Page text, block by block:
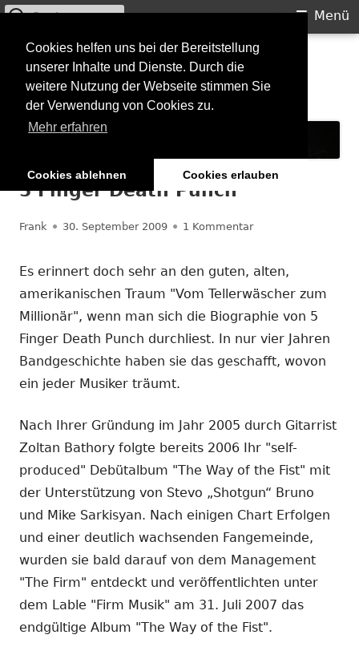
Cookies helfen uns bei der Bereitstellung
unserer Inhalte und Dienste. Durch die
weitere Nutzung der Webseite stimmen Sie
der Verwendung von Cookies zu.
Mehr erfahren
Cookies ablehnen Cookies erlauben
Springe
Inhalt
Starkilla
Konzertberichte und mehr
Primäres
Menü
Menü
Suchen
5 Finger Death Punch
Autor
Frank Veröffentlicht
30. September 2009 1 Kommentarzu 5 Finger Death
Es erinnert doch sehr an den guten, alten,
amerikanischen Traum "Vom Tellerwäscher zum
Millionär", wenn man sich die Biographie von 5
Finger Death Punch durchliest. In nur vier Jahren
Bandgeschichte haben sie das geschafft, wovon
ein jeder Musiker träumt.
Nach Ihrer Gründung im Jahr 2005 durch Gitarrist
Zoltan Bathory folgte bereits 2006 Ihr "self-
produced" Debütalbum "The Way of the Fist" mit
der Unterstützung von Stevo „Shotgun“ Bruno
und Mike Sarkisyan. Nach einigen Chart Erfolgen
und einer deutlich wachsenden Fangemeinde,
wurden sie bald darauf von dem Management
"The Firm" entdeckt und veröffentlichten unter
dem Lable "Firm Musik" am 31. Juli 2007 das
endgültige Album "The Way of the Fist".